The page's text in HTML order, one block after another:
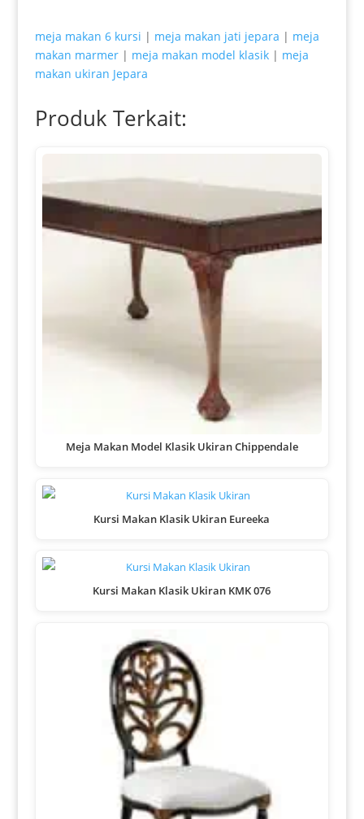
meja makan 6 kursi | meja makan jati jepara | meja
makan marmer| meja makan model klasik| meja
makan ukiran Jepara
Produk Terkait:
Meja Makan Model Klasik Ukiran Chippendale
Kursi Makan Klasik Ukiran Eureeka
Kursi Makan Klasik Ukiran KMK 076